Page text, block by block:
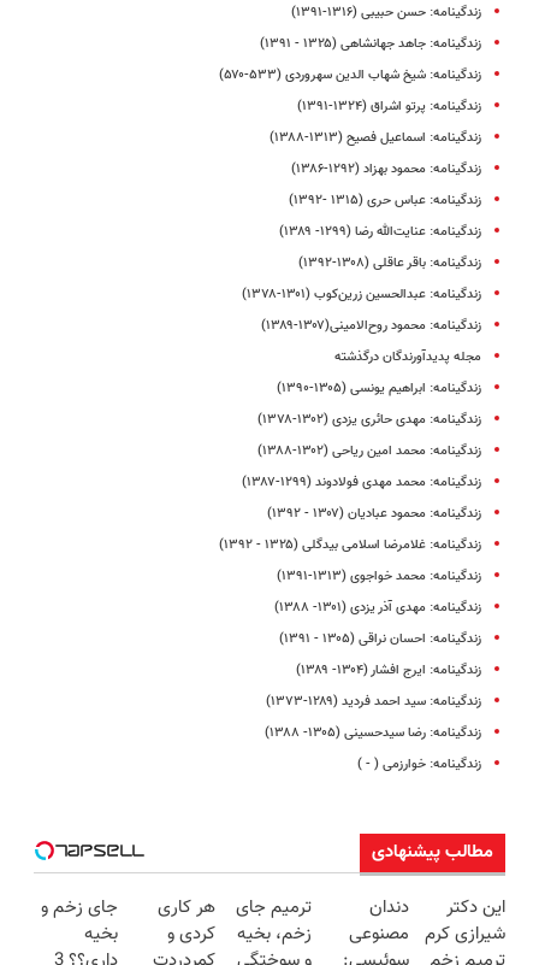
زندگینامه: حسن حبیبی (۱۳۱۶-۱۳۹۱)
زندگینامه: جاهد جهانشاهی (۱۳۲۵ - ۱۳۹۱)
زندگینامه: شیخ شهاب الدین سهروردی (۵۳۳-۵۷۰)
زندگینامه: پرتو اشراق (۱۳۲۴-۱۳۹۱)
زندگینامه: اسماعیل فصیح (۱۳۱۳-۱۳۸۸)
زندگینامه: محمود بهزاد (۱۲۹۲-۱۳۸۶)
زندگینامه: عباس حری (۱۳۱۵ -۱۳۹۲)
زندگینامه: عنایت‌الله رضا (۱۲۹۹- ۱۳۸۹)
زندگینامه: باقر عاقلی (۱۳۰۸-۱۳۹۲)
زندگینامه: عبدالحسین زرین‌کوب (۱۳۰۱-۱۳۷۸)
زندگینامه: محمود روح‌الامینی(۱۳۰۷-۱۳۸۹)
مجله پدیدآورندگان درگذشته
زندگینامه: ابراهیم یونسی (۱۳۰۵-۱۳۹۰)
زندگینامه: مهدی‌ حائری‌ یزدی‌ (۱۳۰۲-۱۳۷۸)
زندگینامه: محمد امین ریاحی (۱۳۰۲-۱۳۸۸)
زندگینامه: محمد مهدی فولادوند (۱۲۹۹-۱۳۸۷)
زندگینامه: محمود عبادیان (۱۳۰۷ - ۱۳۹۲)
زندگینامه: غلامرضا اسلامی بیدگلی (۱۳۲۵ - ۱۳۹۲)
زندگینامه: محمد خواجوی (۱۳۱۳-۱۳۹۱)
زندگینامه: مهدی آذر یزدی (۱۳۰۱- ۱۳۸۸)
زندگینامه: احسان نراقی (۱۳۰۵ - ۱۳۹۱)
زندگینامه: ایرج افشار (۱۳۰۴- ۱۳۸۹)
زندگینامه: سید احمد فردید (۱۲۸۹-۱۳۷۳)
زندگینامه: رضا سیدحسینی (۱۳۰۵- ۱۳۸۸)
زندگینامه: خوارزمی ( - )
مطالب پیشنهادی
این دکتر
شیرازی کرم
دندان
مصنوعی
ترمیم جای
زخم، بخیه
هر کاری
کردی و
جای زخم و
بخیه